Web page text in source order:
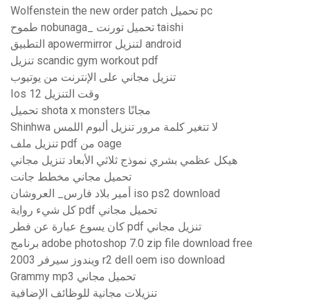
Wolfenstein the new order patch تحميل pc
طموح nobunaga_ تحميل تورنت taishi
التطبيق apowermirror لتنزيل android
تنزيل scandic gym workout pdf
تنزيل مجاني على الإنترنت من يوتيوب
Ios 12 وقت التنزيل
تحميل shota x monsters مجانًا
Shinhwa لا تتغير كلمة مرور تنزيل ألبوم اللمس
تنزيل ملف pdf من oage
هيكل عظمي بشري نموذج ثلاثي الأبعاد تنزيل مجاني
تحميل مجاني مخطط جانت
أمير بلاد فارس_ العروشان iso ps2 download
كل شيء رواية pdf تحميل مجاني
كان يسوع عبارة عن فطر pdf تنزيل مجاني
برنامج adobe photoshop 7.0 zip file download free
ويندوز سيرفر 2003 r2 dell oem iso download
Grammy mp3 تحميل مجاني
تنزيلات مجانية للوظائف الإضافية